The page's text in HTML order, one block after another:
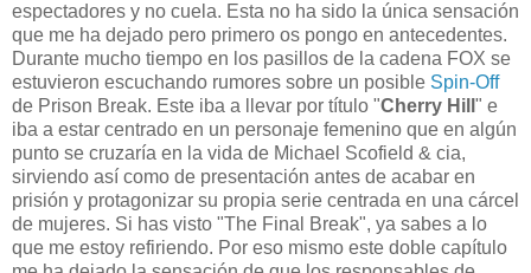
espectadores y no cuela. Esta no ha sido la única sensación
que me ha dejado pero primero os pongo en antecedentes.
Durante mucho tiempo en los pasillos de la cadena FOX se
estuvieron escuchando rumores sobre un posible Spin-Off
de Prison Break. Este iba a llevar por título "Cherry Hill " e
iba a estar centrado en un personaje femenino que en algún
punto se cruzaría en la vida de Michael Scofield & cia,
sirviendo así como de presentación antes de acabar en
prisión y protagonizar su propia serie centrada en una cárcel
de mujeres. Si has visto "The Final Break", ya sabes a lo
que me estoy refiriendo. Por eso mismo este doble capítulo